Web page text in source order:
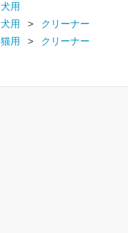
犬用
犬用
クリーナー
猫用 クリーナー